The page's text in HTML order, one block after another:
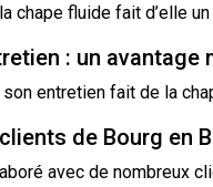
chape fluide fait d’elle
: un avantage
entretien fait de la
de Bourg en
avec de nombreux